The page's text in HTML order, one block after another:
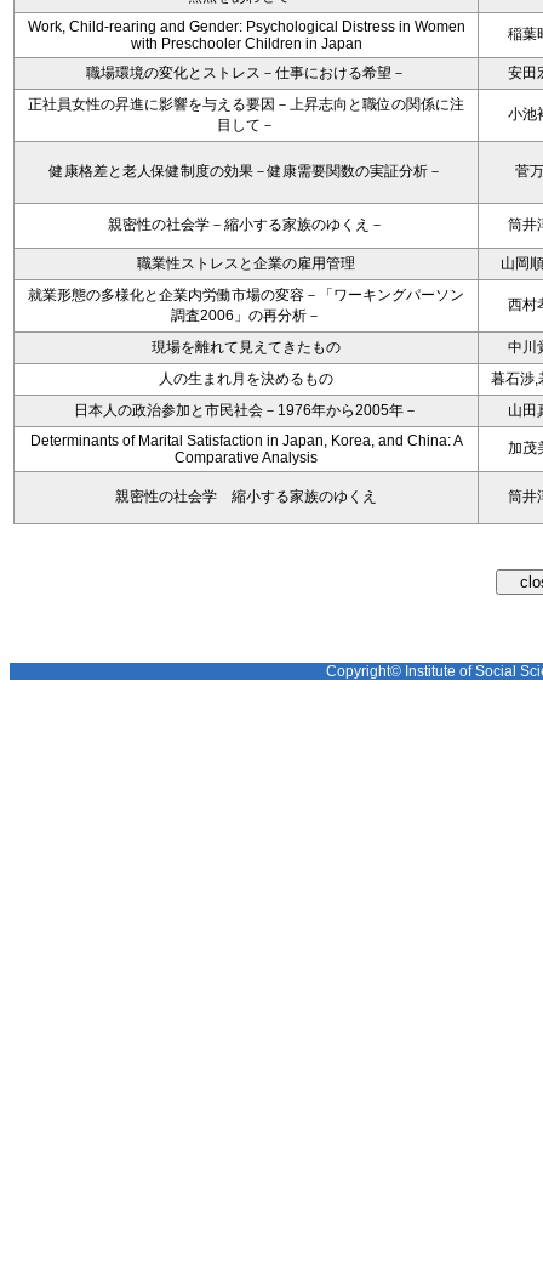
Work, Child-rearing and Gender: Psychological Distress in Women
with Preschooler Children in Japan
稲葉
職場環境の変化とストレス－仕事における希望－
安田
正社員女性の昇進に影響を与える要因－上昇志向と職位の関係に注
目して－
小池
健康格差と老人保健制度の効果－健康需要関数の実証分析－ 菅
親密性の社会学－縮小する家族のゆくえ－ 筒井
職業性ストレスと企業の雇用管理
山岡
就業形態の多様化と企業内労働市場の変容－「ワーキングパーソン
調査2006」の再分析－
西村
現場を離れて見えてきたもの
中川
人の生まれ月を決めるもの
暮石渉,
日本人の政治参加と市民社会－1976年から2005年－
山田
Determinants of Marital Satisfaction in Japan, Korea, and China: A
Comparative Analysis
加茂
親密性の社会学 縮小する家族のゆくえ 筒井
Copyright© Institute of Social